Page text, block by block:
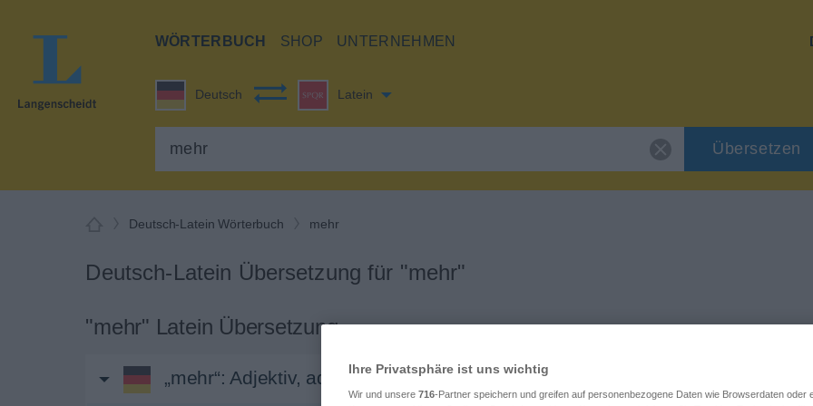
WÖRTERBUCH SHOP UNTERNEHMEN
Deutsch Latein
Übersetzen
Deutsch-Latein Wörterbuch mehr
Deutsch-Latein Übersetzung für "mehr"
"mehr" Latein Übersetzung
„mehr“: Adjektiv, adjektivischIhre Privatsphäre ist uns wichtig
Wir und unsere 716-Partner speichern und greifen auf personenbezogene Daten wie Browserdaten oder